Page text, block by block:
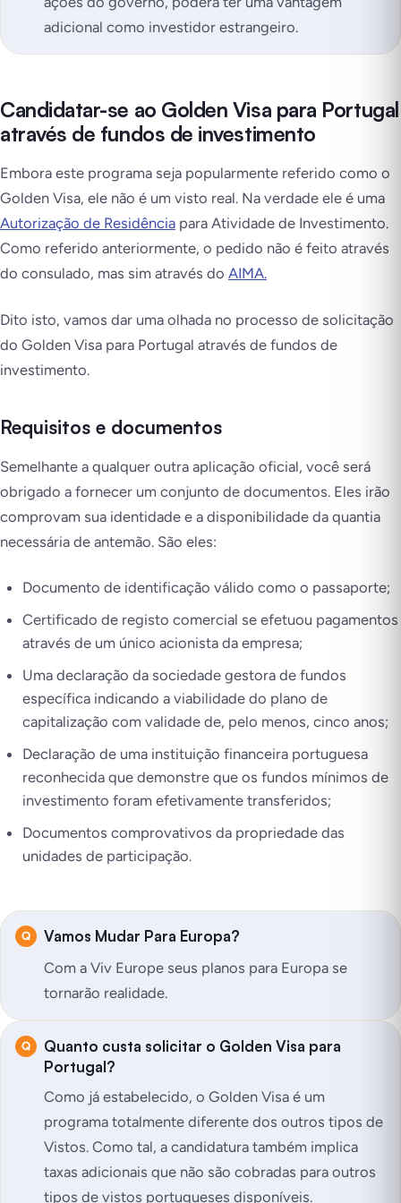
adicional como investidor estrangeiro.
Candidatar-se ao Golden Visa para Portugal
através de fundos de investimento
Embora este programa seja popularmente referido como o
Golden Visa, ele não é um visto real. Na verdade ele é uma
Autorização de Residência para Atividade de Investimento.
Como referido anteriormente, o pedido não é feito através
do consulado, mas sim através do AIMA.
Dito isto, vamos dar uma olhada no processo de solicitação
do Golden Visa para Portugal através de fundos de
investimento.
Requisitos e documentos
Semelhante a qualquer outra aplicação oficial, você será
obrigado a fornecer um conjunto de documentos. Eles irão
comprovam sua identidade e a disponibilidade da quantia
necessária de antemão. São eles:
Documento de identificação válido como o passaporte;
Certificado de registo comercial se efetuou pagamentos
através de um único acionista da empresa;
Uma declaração da sociedade gestora de fundos
específica indicando a viabilidade do plano de
capitalização com validade de, pelo menos, cinco anos;
Declaração de uma instituição financeira portuguesa
reconhecida que demonstre que os fundos mínimos de
investimento foram efetivamente transferidos;
Documentos comprovativos da propriedade das
unidades de participação.
Vamos Mudar Para Europa?
Com a Viv Europe seus planos para Europa se
tornarão realidade.
Quanto custa solicitar o Golden Visa para
Portugal?
Como já estabelecido, o Golden Visa é um
programa totalmente diferente dos outros tipos de
Vistos. Como tal, a candidatura também implica
taxas adicionais que não são cobradas para outros
tipos de vistos portugueses disponíveis.